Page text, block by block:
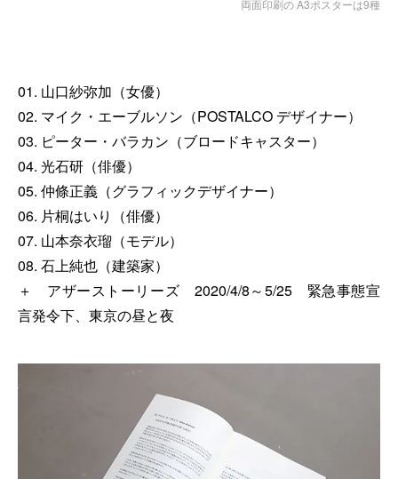
両面印刷の A3ポスターは9種
01. 山口紗弥加（女優）
02. マイク・エーブルソン（POSTALCO デザイナー）
03. ピーター・バラカン（ブロードキャスター）
04. 光石研（俳優）
05. 仲條正義（グラフィックデザイナー）
06. 片桐はいり（俳優）
07. 山本奈衣瑠（モデル）
08. 石上純也（建築家）
＋ アザーストーリーズ 2020/4/8～5/25 緊急事態宣
言発令下、東京の昼と夜